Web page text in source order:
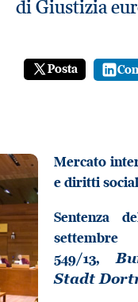
di Giustizia
Posta
Mercato
e diritti
Sentenza
549/13,
Stadt